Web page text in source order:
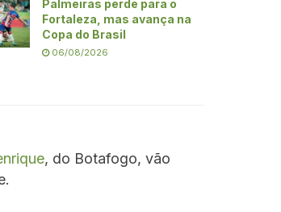
Palmeiras perde para o
Fortaleza, mas avança na
Copa do Brasil
06/08/2026
, do Botafogo, vão